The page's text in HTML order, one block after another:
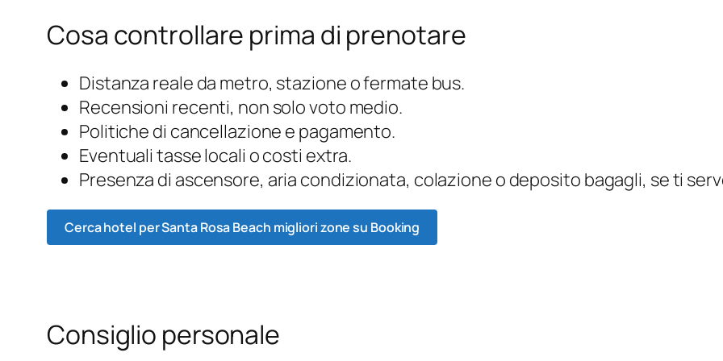
Cosa controllare prima di prenotare
Distanza reale da metro, stazione o fermate bus.
Recensioni recenti, non solo voto medio.
Politiche di cancellazione e pagamento.
Eventuali tasse locali o costi extra.
Presenza di ascensore, aria condizionata, colazione o deposito bagagli, se ti
Cerca hotel per Santa Rosa Beach migliori zone su Booking
Consiglio personale